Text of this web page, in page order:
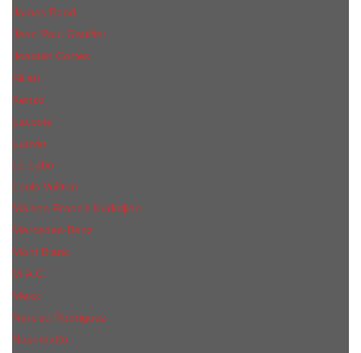
James Bond
Jean Paul Gaultier
Joaquin Сortes
Kilian
Kenzo
Lacoste
Lanvin
Le Labo
Louis Vuitton
Maison Francis Kurkdjian
Mercedes-Benz
Mont Blanc
M.А.C.
Mexx
Narciso Rodriguez
Nasomatto